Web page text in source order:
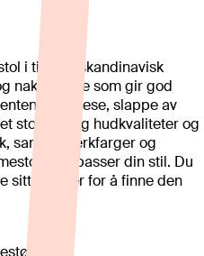
i tidløst, skandinavisk
nakkestøtte som gir god
du vil lese, slappe av
stort utvalg hudkvaliteter og
samt treverkfarger og
som passer din stil. Du
sittehøyder for å finne den